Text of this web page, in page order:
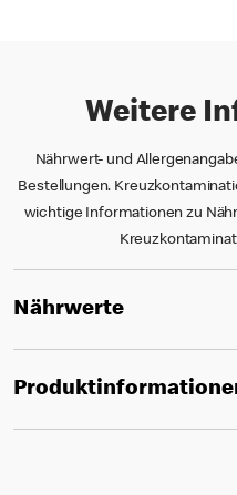
Weitere
Nährwert- und
Bestellungen.
wichtige Informationen zu
Nährwerte